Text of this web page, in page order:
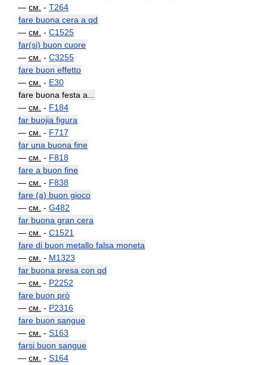
— см. - T264
fare buona cera a qd
— см. - C1525
far(si) buon cuore
— см. - C3255
fare buon effetto
— см. - E30
fare buona festa a...
— см. - F184
far buojia figura
— см. - F717
far una buona fine
— см. - F818
fare a buon fine
— см. - F838
fare (a) buon gioco
— см. - G482
far buona gran cera
— см. - C1521
fare di buon metallo falsa moneta
— см. - M1323
far buona presa con qd
— см. - P2252
fare buon prò
— см. - P2316
fare buon sangue
— см. - S163
farsi buon sangue
— см. - S164